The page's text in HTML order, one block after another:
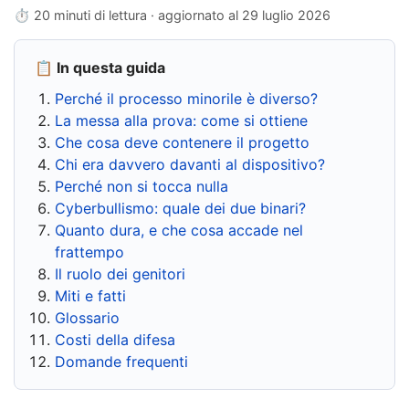
⏱ 20 minuti di lettura · aggiornato al 29 luglio 2026
📋 In questa guida
Perché il processo minorile è diverso?
La messa alla prova: come si ottiene
Che cosa deve contenere il progetto
Chi era davvero davanti al dispositivo?
Perché non si tocca nulla
Cyberbullismo: quale dei due binari?
Quanto dura, e che cosa accade nel
frattempo
Il ruolo dei genitori
Miti e fatti
Glossario
Costi della difesa
Domande frequenti